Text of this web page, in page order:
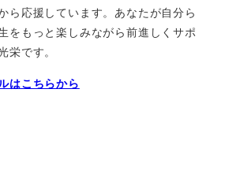
ら応援しています。あなたが自分ら
をもっと楽しみながら前進しくサポ
栄です。
はこちらから